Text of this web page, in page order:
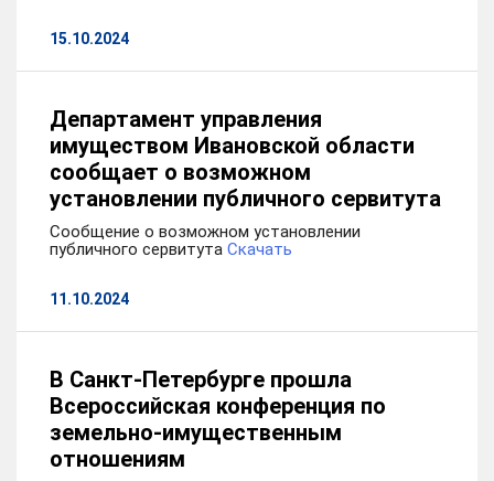
15.10.2024
Департамент управления
имуществом Ивановской области
сообщает о возможном
установлении публичного сервитута
Сообщение о возможном установлении
публичного сервитута Скачать
11.10.2024
В Санкт-Петербурге прошла
Всероссийская конференция по
земельно-имущественным
отношениям